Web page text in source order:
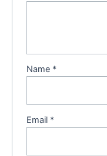
Name *
Email *